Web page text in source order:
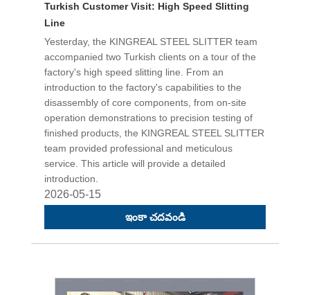
Turkish Customer Visit: High Speed Slitting
Line
Yesterday, the KINGREAL STEEL SLITTER team
accompanied two Turkish clients on a tour of the
factory's high speed slitting line. From an
introduction to the factory's capabilities to the
disassembly of core components, from on-site
operation demonstrations to precision testing of
finished products, the KINGREAL STEEL SLITTER
team provided professional and meticulous
service. This article will provide a detailed
introduction.
2026-05-15
ఇంకా చదవండి